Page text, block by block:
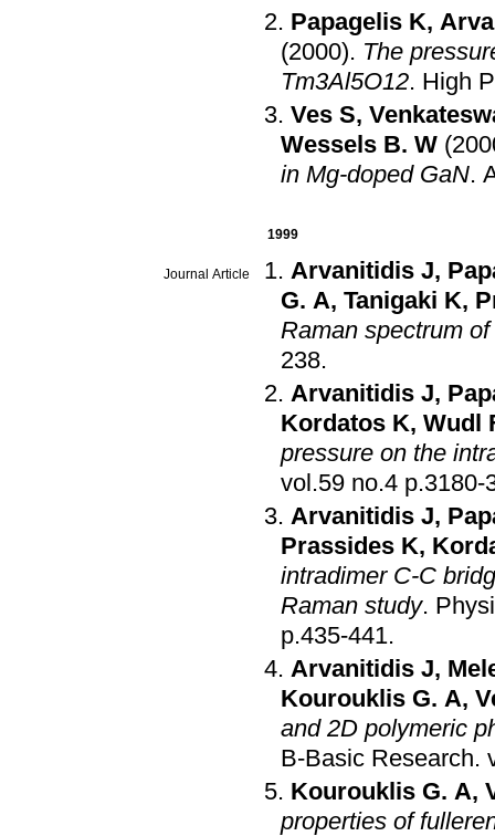
Papagelis K,
(2000). The
Tm3Al5O12. High
Ves S,
Wessels B. W
in Mg-doped GaN.
1999
Journal Article Arvanitidis J,
G. A, Tanigaki K,
Raman spectrum
238.
Arvanitidis J,
Kordatos K, Wudl
pressure on the
vol.59 no.4
Arvanitidis J,
Prassides K,
intradimer C-C
Raman study.
p.435-441.
Arvanitidis J,
Kourouklis G. A,
and 2D polymeric
B-Basic Research.
Kourouklis G. A,
properties of